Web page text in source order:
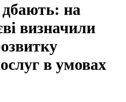
на
визначили
в умовах